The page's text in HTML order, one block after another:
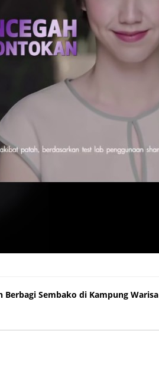
Berbagi Sembako di Kampung Warisa